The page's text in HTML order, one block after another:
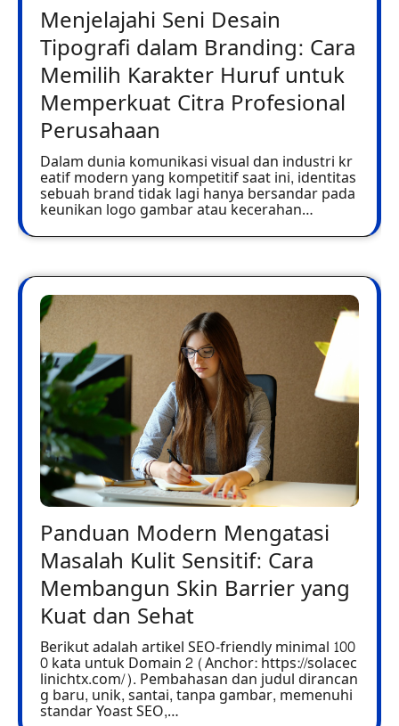
Menjelajahi Seni Desain
Tipografi dalam Branding: Cara
Memilih Karakter Huruf untuk
Memperkuat Citra Profesional
Perusahaan
Dalam dunia komunikasi visual dan industri kr
eatif modern yang kompetitif saat ini, identitas
sebuah brand tidak lagi hanya bersandar pada
keunikan logo gambar atau kecerahan…
Panduan Modern Mengatasi
Masalah Kulit Sensitif: Cara
Membangun Skin Barrier yang
Kuat dan Sehat
Berikut adalah artikel SEO-friendly minimal 100
0 kata untuk Domain 2 (Anchor: https://solacec
linichtx.com/). Pembahasan dan judul dirancan
g baru, unik, santai, tanpa gambar, memenuhi
standar Yoast SEO,…